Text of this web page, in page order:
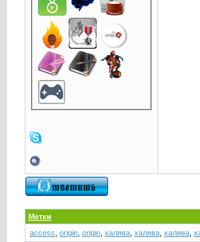
Метки
access origin, origin, халява, халява, халява,